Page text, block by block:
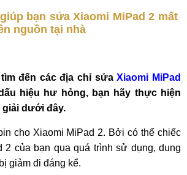
bạn sửa Xiaomi MiPad 2 mất
nguồn tại nhà
đến các địa chỉ sửaXiaomi MiPad
hiệu hư hỏng, bạn hãy thực hiện
dưới đây.
cho Xiaomi MiPad 2. Bởi có thể chiếc
2 của bạn qua quá trình sử dụng, dung
giảm đi đáng kể.